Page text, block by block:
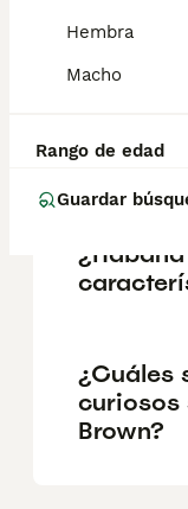
Hembra
Macho
Rango de edad
Guardar
solitario.
¿Cuáles
curiosos
Brown?